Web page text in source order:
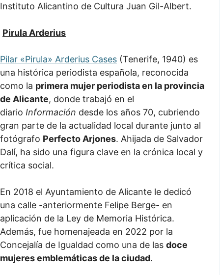
Instituto Alicantino de Cultura Juan Gil-Albert.
Pirula Arderius
Pilar «Pirula» Arderius Cases (Tenerife, 1940) es
una histórica periodista española, reconocida
como la primera mujer periodista en la provincia
de Alicante, donde trabajó en el
diario Información desde los años 70, cubriendo
gran parte de la actualidad local durante junto al
fotógrafo Perfecto Arjones. Ahijada de Salvador
Dalí, ha sido una figura clave en la crónica local y
crítica social.
En 2018 el Ayuntamiento de Alicante le dedicó
una calle -anteriormente Felipe Berge- en
aplicación de la Ley de Memoria Histórica.
Además, fue homenajeada en 2022 por la
Concejalía de Igualdad como una de las doce
mujeres emblemáticas de la ciudad.